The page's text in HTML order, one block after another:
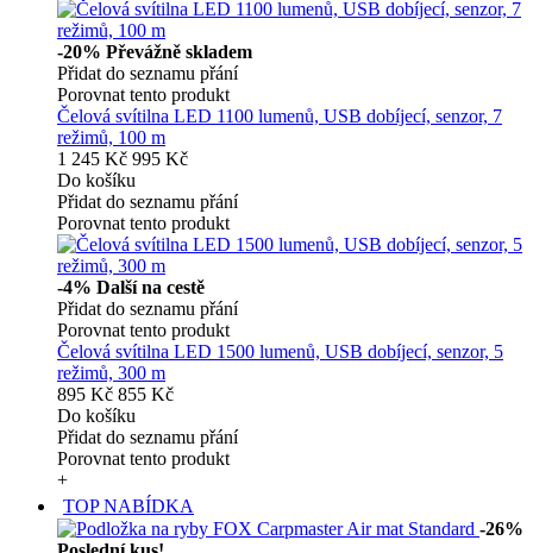
-20% Převážně skladem
Přidat do seznamu přání
Porovnat tento produkt
Čelová svítilna LED 1100 lumenů, USB dobíjecí, senzor, 7
režimů, 100 m
1 245 Kč 995 Kč
Do košíku
Přidat do seznamu přání
Porovnat tento produkt
-4% Další na cestě
Přidat do seznamu přání
Porovnat tento produkt
Čelová svítilna LED 1500 lumenů, USB dobíjecí, senzor, 5
režimů, 300 m
895 Kč 855 Kč
Do košíku
Přidat do seznamu přání
Porovnat tento produkt
+
TOP NABÍDKA
-26%